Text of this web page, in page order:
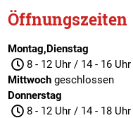
Öffnungszeiten
Montag,Dienstag
8 - 12 Uhr / 14 - 16 Uhr
Mittwochgeschlossen
Donnerstag
8 - 12 Uhr / 14 - 18 Uhr